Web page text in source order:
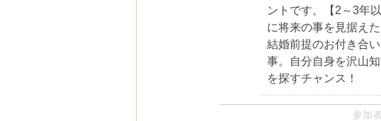
ントです。【2～3年
に将来の事を見据え
結婚前提のお付き合
事。自分自身を沢山
を探すチャンス！
参加